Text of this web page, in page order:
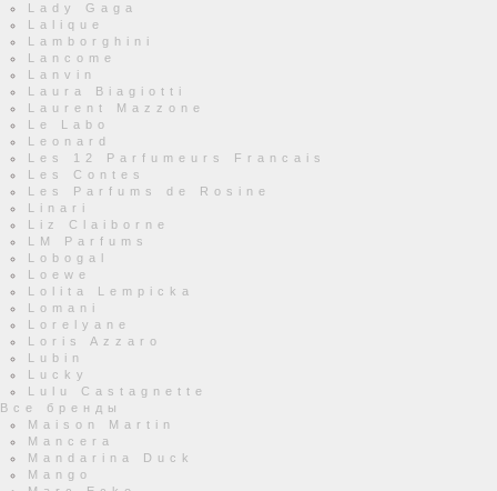
Lady Gaga
Lalique
Lamborghini
Lancome
Lanvin
Laura Biagiotti
Laurent Mazzone
Le Labo
Leonard
Les 12 Parfumeurs Francais
Les Contes
Les Parfums de Rosine
Linari
Liz Claiborne
LM Parfums
Lobogal
Loewe
Lolita Lempicka
Lomani
Lorelyane
Loris Azzaro
Lubin
Lucky
Lulu Castagnette
Все бренды
Maison Martin
Mancera
Mandarina Duck
Mango